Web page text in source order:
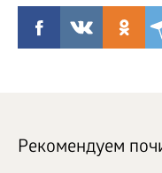
Рекомендуем